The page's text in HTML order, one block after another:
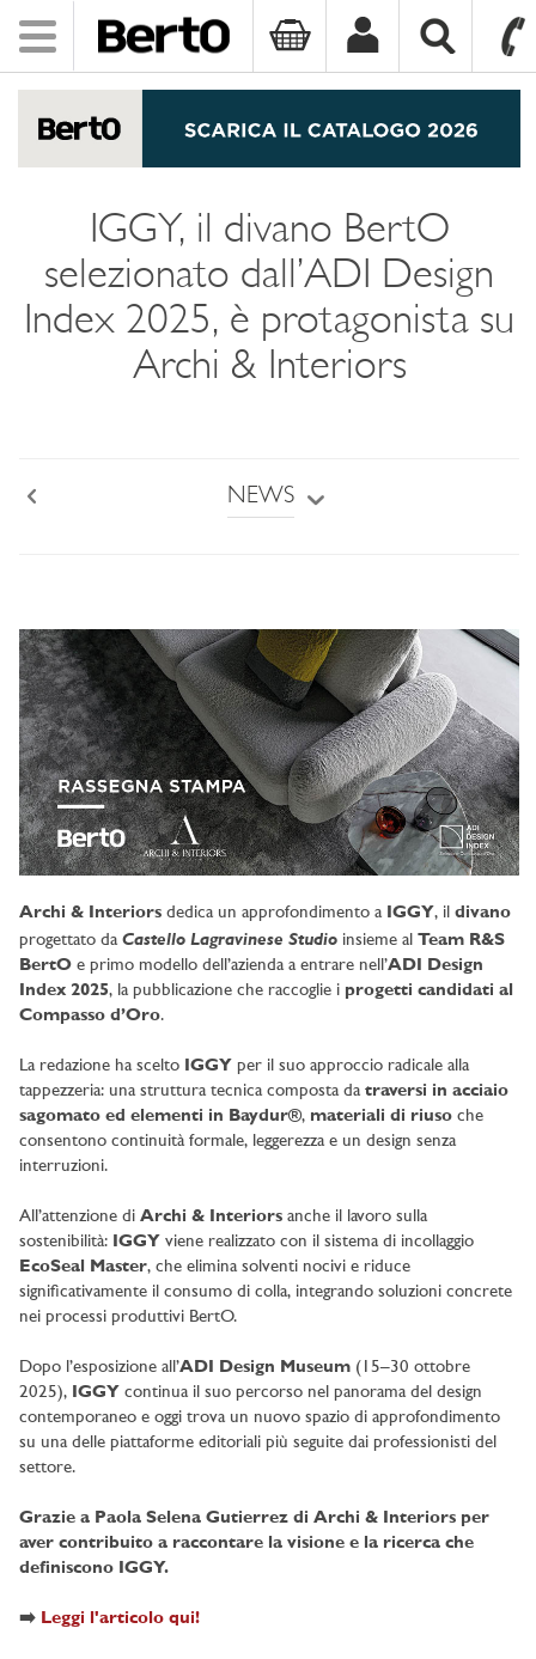
Toggle
navigation
IGGY, il divano BertO
selezionato dall’ADI Design
Index 2025, è protagonista su
Archi & Interiors
NEWS
Archi & Interiors dedica un approfondimento a IGGY, il divano
progettato da Castello Lagravinese Studio insieme al Team R&S
BertO e primo modello dell’azienda a entrare nell’ADI Design
Index 2025, la pubblicazione che raccoglie i progetti candidati al
Compasso d’Oro.
La redazione ha scelto IGGY per il suo approccio radicale alla
tappezzeria: una struttura tecnica composta da traversi in acciaio
sagomato ed elementi in Baydur®, materiali di riuso che
consentono continuità formale, leggerezza e un design senza
interruzioni.
All’attenzione di Archi & Interiors anche il lavoro sulla
sostenibilità: IGGY viene realizzato con il sistema di incollaggio
EcoSeal Master, che elimina solventi nocivi e riduce
significativamente il consumo di colla, integrando soluzioni concrete
nei processi produttivi BertO.
Dopo l’esposizione all’ADI Design Museum (15–30 ottobre
2025), IGGY continua il suo percorso nel panorama del design
contemporaneo e oggi trova un nuovo spazio di approfondimento
su una delle piattaforme editoriali più seguite dai professionisti del
settore.
Grazie a Paola Selena Gutierrez di Archi & Interiors per
aver contribuito a raccontare la visione e la ricerca che
definiscono IGGY.
➡️ Leggi l'articolo qui!